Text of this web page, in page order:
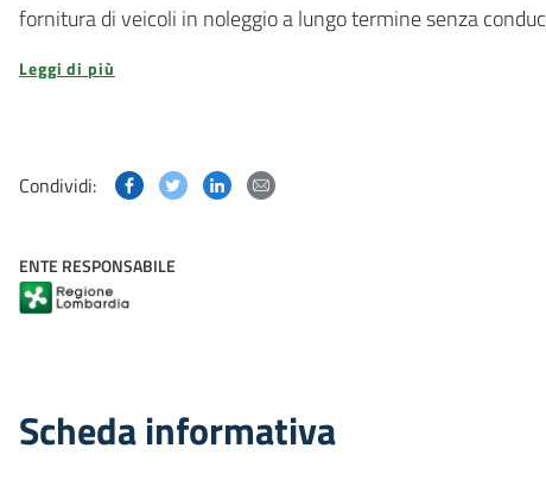
fornitura di veicoli in noleggio a lungo termine senza
Leggi di più
Condividi: Condividi questa pagina su Facebook
Condividi questa pagina su Twitter
Condividi questa pagina su Linkedin
ENTE RESPONSABILE
Scheda informativa